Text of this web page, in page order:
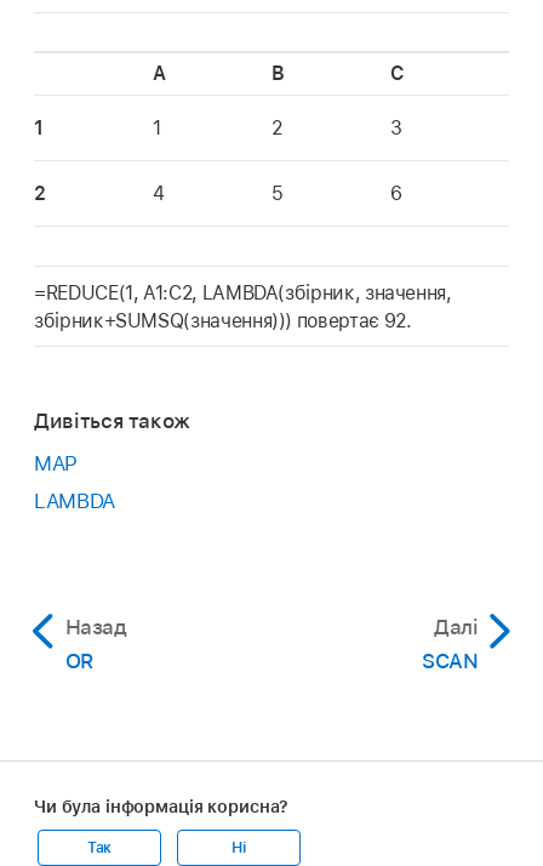
A B C
1 1 2 3
2 4 5 6
=REDUCE(1, A1:C2, LAMBDA(збірник, значення,
збірник+SUMSQ(значення))) повертає 92.
Дивіться також
MAP
LAMBDA
Назад
OR
Далі
SCAN
Чи була інформація корисна?
Так Ні